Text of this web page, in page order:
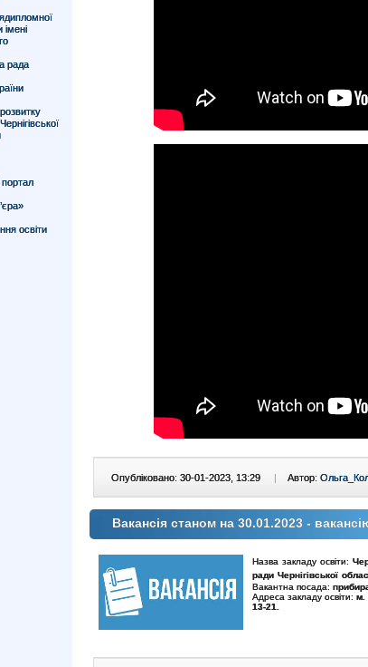
імені
рада
портал
освіти
Опубліковано: 30-01-2023, 13:29 | Автор:
Вакансія станом на 30.01.2023 -
Назва закладу освіти:
ради Чернігівської
Вакантна посада:
Адреса закладу освіти: м.
13-21.